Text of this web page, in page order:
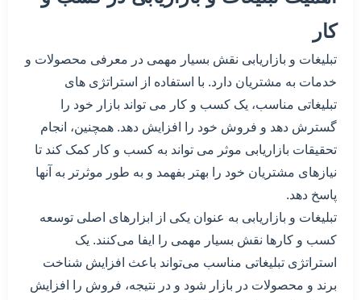
کار
تبلیغات و بازاریابی نقش بسیار مهمی در معرفی محصولات و
خدمات به مشتریان دارد. با استفاده از استراتژی های
تبلیغاتی مناسب، یک کسب و کار می تواند بازار خود را
گسترش دهد و فروش خود را افزایش دهد. همچنین، انجام
تحقیقات بازاریابی موثر می تواند به کسب و کار کمک کند تا
نیازهای مشتریان خود را بهتر بفهمد و به طور موثرتر به آنها
پاسخ دهد.
تبلیغات و بازاریابی به عنوان یکی از ابزارهای اصلی توسعه
کسب و کارها نقش بسیار مهمی را ایفا می‌کنند. یک
استراتژی تبلیغاتی مناسب می‌تواند باعث افزایش شناخت
برند و محصولات در بازار شود و در نتیجه، فروش را افزایش